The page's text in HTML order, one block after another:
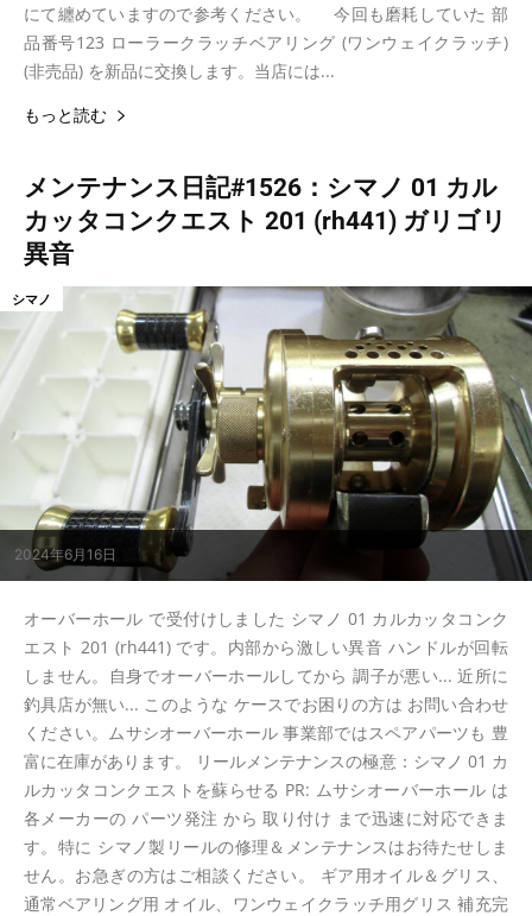
にて纏めていますので参考ください。 今回も磨耗していた 部
品番号123 ローラークラッチベアリング (ワンウェイクラッチ)
(非売品) を新品に交換します。当店には...
もっと読む
メンテナンス日記#1526：シマノ 01 カル
カッタコンクエスト 201 (rh441) ガリゴリ
異音
2024年6月16日
シマノ
オーバーホール で受付けしました シマノ 01 カルカッタコンク
エスト 201 (rh441) です。内部から激しい異音 ハンドルが回転
しません。自身でオーバーホールしてから 調子が悪い... 近所に
釣具店が無い... このような ケースでお困りの方は お問い合わせ
ください。ムサシオーバーホール 事業部ではスペアパーツも 豊
富に在庫があります。 リールメンテナンスの極意：シマノ 01 カ
ルカッタコンクエストを蘇らせる PR: ムサシオーバーホール は
各メーカーの パーツ発注 から 取り付け まで迅速に対応できま
す。特に シマノ製リールの修理＆メンテナンスはお待たせしま
せん。お急ぎの方はご相談ください。 ギア用オイル＆グリス、
通常ベアリング用 オイル、ワンウェイクラッチ用グリス 補充完